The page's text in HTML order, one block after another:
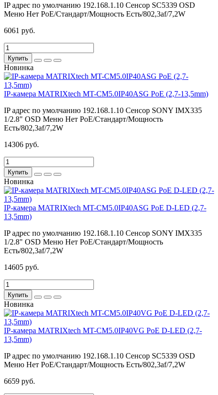
IP адрес по умолчанию 192.168.1.10 Сенсор SC5339 OSD
Меню Нет PoE/Стандарт/Мощность Есть/802,3af/7,2W
6061 руб.
Купить
Новинка
IP-камера MATRIXtech MT-CM5.0IP40ASG PoE (2,7-13,5mm)
IP адрес по умолчанию 192.168.1.10 Сенсор SONY IMX335
1/2.8" OSD Меню Нет PoE/Стандарт/Мощность
Есть/802,3af/7,2W
14306 руб.
Купить
Новинка
IP-камера MATRIXtech MT-CM5.0IP40ASG PoE D-LED (2,7-
13,5mm)
IP адрес по умолчанию 192.168.1.10 Сенсор SONY IMX335
1/2.8" OSD Меню Нет PoE/Стандарт/Мощность
Есть/802,3af/7,2W
14605 руб.
Купить
Новинка
IP-камера MATRIXtech MT-CM5.0IP40VG PoE D-LED (2,7-
13,5mm)
IP адрес по умолчанию 192.168.1.10 Сенсор SC5339 OSD
Меню Нет PoE/Стандарт/Мощность Есть/802,3af/7,2W
6659 руб.